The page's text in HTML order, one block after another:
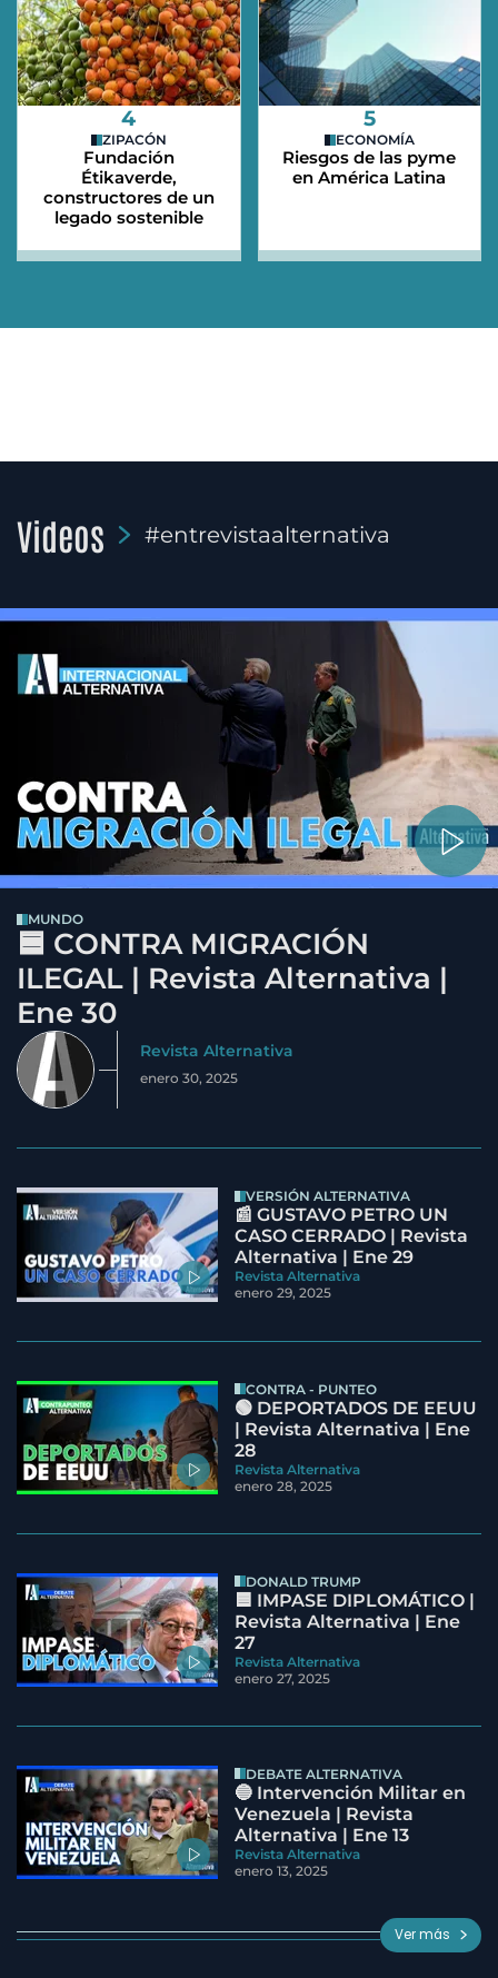
4
ZIPACÓN
Fundación
Étikaverde,
constructores de un
legado sostenible
5
ECONOMÍA
Riesgos de las pyme
en América Latina
Videos #entrevistaalternativa
MUNDO
🟦 CONTRA MIGRACIÓN
ILEGAL | Revista Alternativa |
Ene 30
Revista Alternativa
enero 30, 2025
VERSIÓN ALTERNATIVA
📰 GUSTAVO PETRO UN
CASO CERRADO | Revista
Alternativa | Ene 29
Revista Alternativa
enero 29, 2025
CONTRA - PUNTEO
🟢 DEPORTADOS DE EEUU
| Revista Alternativa | Ene
28
Revista Alternativa
enero 28, 2025
DONALD TRUMP
🟦 IMPASE DIPLOMÁTICO |
Revista Alternativa | Ene
27
Revista Alternativa
enero 27, 2025
DEBATE ALTERNATIVA
🔵 Intervención Militar en
Venezuela | Revista
Alternativa | Ene 13
Revista Alternativa
enero 13, 2025
Ver más